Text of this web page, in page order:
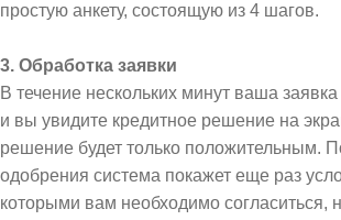
простую анкету, состоящую из 4 шагов.
3. Обработка заявки
В течение нескольких минут ваша
и вы увидите кредитное решение на
решение будет только положительным.
одобрения система покажет еще раз
которыми вам необходимо согласиться,